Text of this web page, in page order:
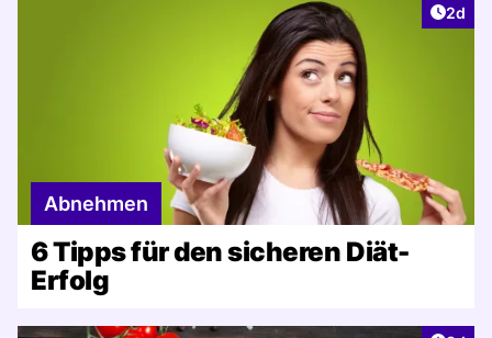
2d
Abnehmen
6 Tipps für den sicheren Diät-
Erfolg